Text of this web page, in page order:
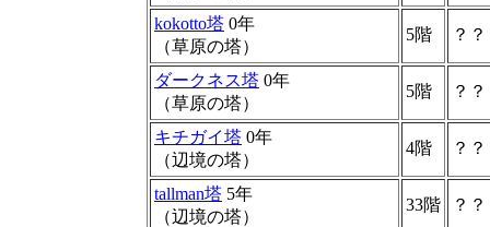
kokotto塔 0年
（草原の塔）
5階 ？
ダークネス塔 0年
（草原の塔）
5階 ？
キチガイ塔 0年
（辺境の塔）
4階 ？
tallman塔 5年
（辺境の塔）
33階 ？